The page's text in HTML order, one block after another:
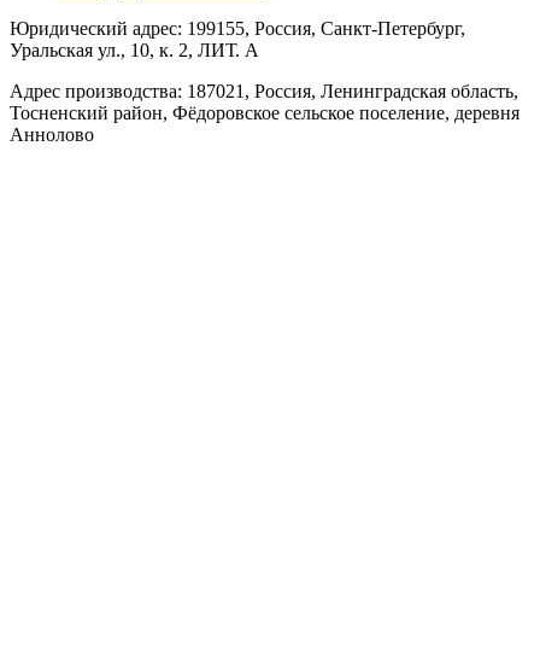
Юридический адрес: 199155, Россия, Санкт-Петербург,
Уральская ул., 10, к. 2, ЛИТ. А
Адрес производства: 187021, Россия, Ленинградская область,
Тосненский район, Фёдоровское сельское поселение, деревня
Аннолово